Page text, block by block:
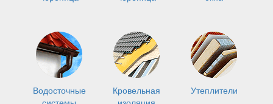
Водосточные
Кровельная
Утеплители